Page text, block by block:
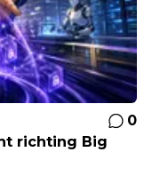
0
richting Big